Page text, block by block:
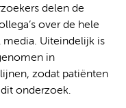
delen de
over de hele
Uiteindelijk is
in
zodat patiënten
onderzoek.